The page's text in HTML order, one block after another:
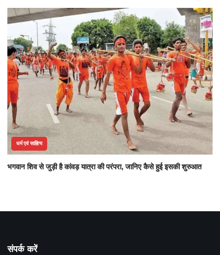
धर्म एवं साहित्य
भगवान शिव से जुड़ी है कांवड़ यात्रा की परंपरा, जानिए कैसे हुई इसकी शुरुआत
संपर्क करें